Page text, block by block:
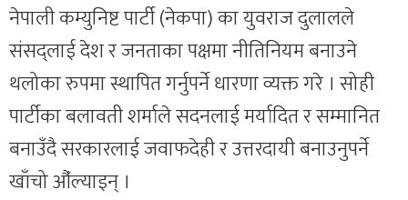
नेपाली कम्युनिष्ट पार्टी (नेकपा) का युवराज दुलालले
संसद्लाई देश र जनताका पक्षमा नीतिनियम बनाउने
थलोका रुपमा स्थापित गर्नुपर्ने धारणा व्यक्त गरे । सोही
पार्टीका बलावती शर्माले सदनलाई मर्यादित र सम्मानित
बनाउँदै सरकारलाई जवाफदेही र उत्तरदायी बनाउनुपर्ने
खाँचो औँल्याइन् ।